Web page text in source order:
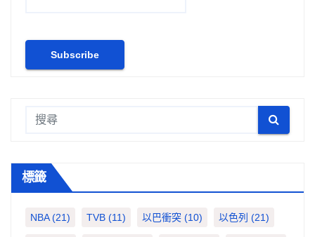
標籤
NBA(21) TVB (11) 以巴衝突 (10) 以色列 (21)